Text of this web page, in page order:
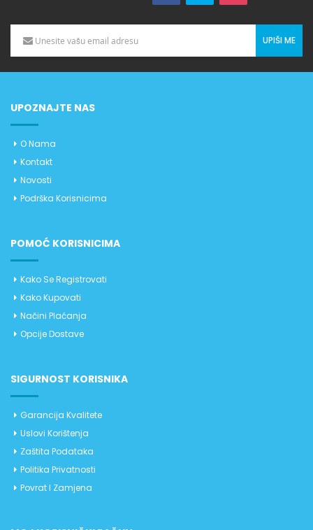
UPIŠI ME
UPOZNAJTE NAS
O Nama
Kontakt
Novosti
Podrška Korisnicima
POMOĆ KORISNICIMA
Kako Se Registrovati
Kako Kupovati
Načini Plaćanja
Opcije Dostave
SIGURNOST KORISNIKA
Garancija Kvalitete
Uslovi Korištenja
Zaštita Podataka
Politika Privatnosti
Povrat I Zamjena